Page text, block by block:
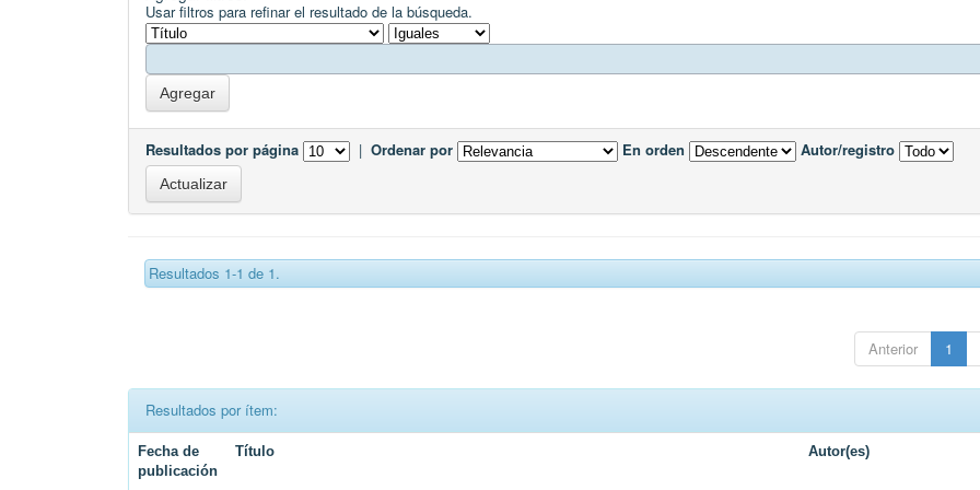
Usar filtros para refinar el resultado de la búsqueda.
Resultados por página | Ordenar por En orden Autor/registro
Resultados 1-1 de 1.
Anterior 1
Resultados por ítem:
Fecha de
publicación
Título Autor(es)